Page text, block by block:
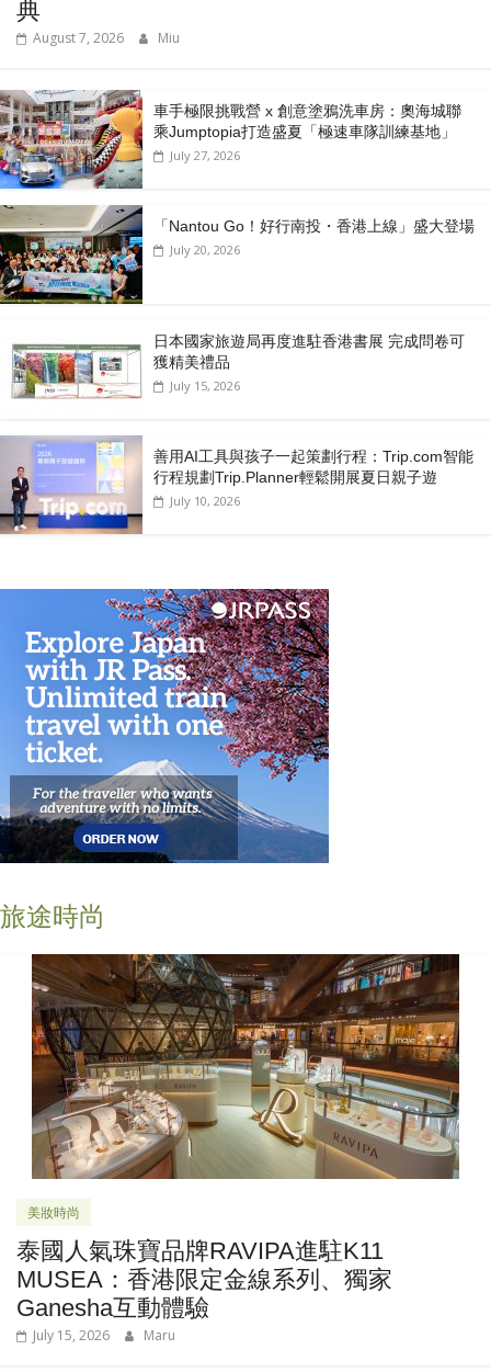
典
August 7, 2026 Miu
車手極限挑戰營 x 創意塗鴉洗車房：奧海城聯
乘Jumptopia打造盛夏「極速車隊訓練基地」
July 27, 2026
「Nantou Go！好行南投・香港上線」盛大登場
July 20, 2026
日本國家旅遊局再度進駐香港書展 完成問卷可
獲精美禮品
July 15, 2026
善用AI工具與孩子一起策劃行程：Trip.com智能
行程規劃Trip.Planner輕鬆開展夏日親子遊
July 10, 2026
旅途時尚
美妝時尚
泰國人氣珠寶品牌RAVIPA進駐K11
MUSEA：香港限定金線系列、獨家
Ganesha互動體驗
July 15, 2026 Maru